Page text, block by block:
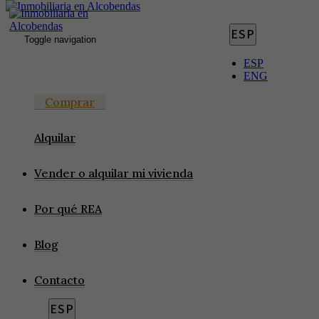
Toggle navigation
Comprar
Alquilar
Vender o alquilar mi vivienda
Por qué REA
Blog
Contacto
ESP
ESP
ESP
ENG
Venta de Parcela
7.600.000€